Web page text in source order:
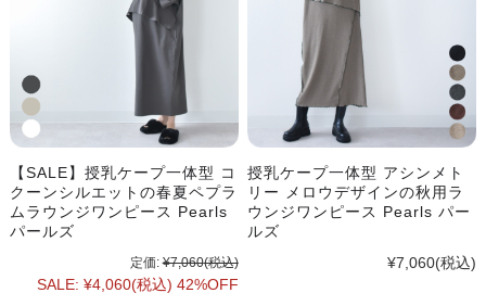
【SALE】授乳ケープ一体型 コ
クーンシルエットの春夏ペプラ
ムラウンジワンピース Pearls
パールズ
定価: ¥7,060(税込)
SALE: ¥4,060(税込) 42%OFF
授乳ケープ一体型 アシンメト
リー メロウデザインの秋用ラ
ウンジワンピース Pearls パー
ルズ
¥7,060(税込)